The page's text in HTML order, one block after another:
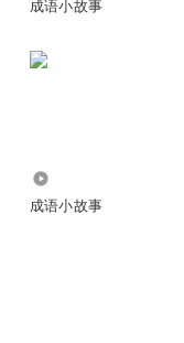
成语小故事
成语小故事